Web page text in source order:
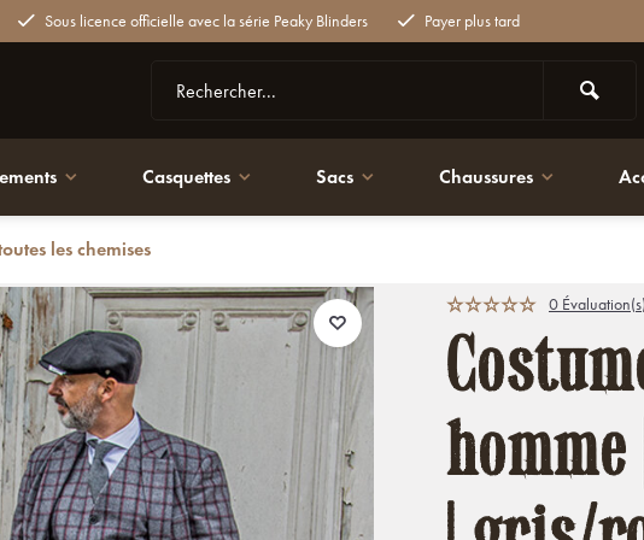
Sous licence officielle avec la série Peaky Blinders Payer plus tard
Casquettes Sacs Chaussures
les chemises
3 pièces | gris/rouge Windowpane | Michael Gray | Peaky Blinders
0 Évaluation(s)